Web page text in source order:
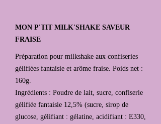
MON P'TIT MILK'SHAKE SAVEUR
FRAISE
Préparation pour milkshake aux confiseries
gélifiées fantaisie et arôme fraise. Poids net :
160g.
Ingrédients : Poudre de lait, sucre, confiserie
gélifiée fantaisie 12,5% (sucre, sirop de
glucose, gélifiant : gélatine, acidifiant : E330,